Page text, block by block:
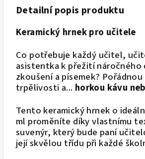
Detailní popis produktu
Keramický hrnek pro učitele
Co potřebuje každý učitel,
asistentka k přežití náročného
zkoušení a písemek? Pořádnou
trpělivosti a... horkou kávu
Tento keramický hrnek o
ml proměníte díky vlastnímu
suvenýr, který bude paní
její skvělou třídu při každé